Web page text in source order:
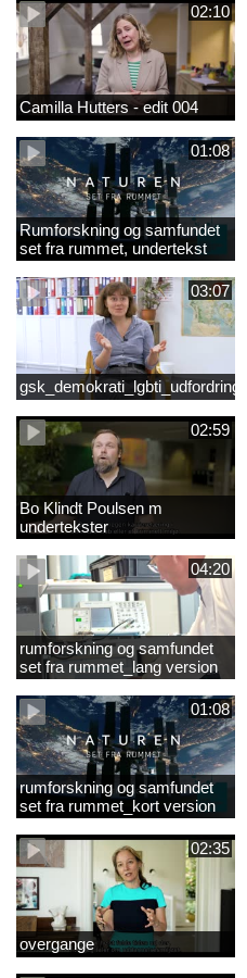
02:10
Camilla Hutters - edit 004
01:08
Rumforskning og samfundet
set fra rummet, undertekst
03:07
gsk_demokrati_lgbti_udfordringer
02:59
Bo Klindt Poulsen m
undertekster
04:20
rumforskning og samfundet
set fra rummet_lang version
01:08
rumforskning og samfundet
set fra rummet_kort version
02:35
overgange